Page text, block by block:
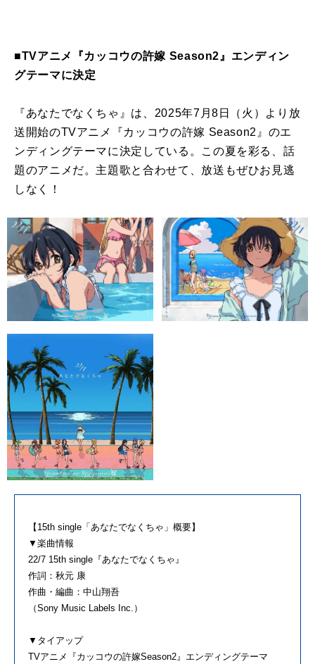
■TVアニメ『カッコウの許嫁 Season2』エンディン
グテーマに決定
『あなたでなくちゃ』は、2025年7月8日（火）より放
送開始のTVアニメ『カッコウの許嫁 Season2』のエ
ンディングテーマに決定している。この夏を彩る、話
題のアニメだ。主題歌と合わせて、放送もぜひお見逃
しなく！
【15th single「あなたでなくちゃ」概要】
▼楽曲情報
22/7 15th single『あなたでなくちゃ』
作詞：秋元 康
作曲・編曲：中山翔吾
（Sony Music Labels Inc.）
▼タイアップ
TVアニメ『カッコウの許嫁Season2』エンディングテーマ